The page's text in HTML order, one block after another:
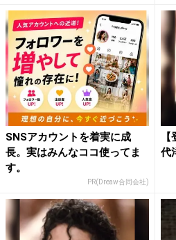
SNSアカウントを着実に成
長。実はみんなココ使ってま
す。
PR(Dreaw合同会社)
代